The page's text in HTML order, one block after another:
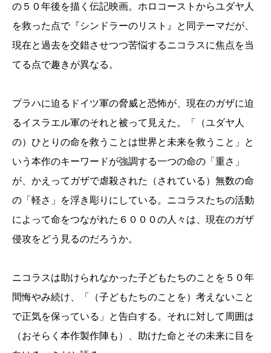
の５０年後を描く伝記映画。ホロコーストからユダヤ人
を救った点で『シンドラーのリスト』と同テーマだが、
現在と過去を交錯させつつ苦悩するニコラスに焦点を当
てる点で趣きが異なる。
プラハに迫るドイツ軍の脅威と恐怖が、現在のガザに迫
るイスラエル軍のそれと被って見えた。「（ユダヤ人
の）ひとりの命を救うことは世界と未来を救うこと」と
いう本作のキーワードが強調する一つの命の「重さ」
が、かえってガザで虐殺された（されている）無数の命
の「軽さ」を浮き彫りにしている。ニコラスたちの活動
によって命をつながれた６０００の人々は、現在のガザ
侵攻をどう見るのだろうか。
ニコラスは助けられなかった子どもたちのことを５０年
間悔やみ続け、「（子どもたちのことを）考えないこと
で正気を保っている」と告白する。それに対して周囲は
（おそらく本作製作陣も）、助けた命とその未来に目を